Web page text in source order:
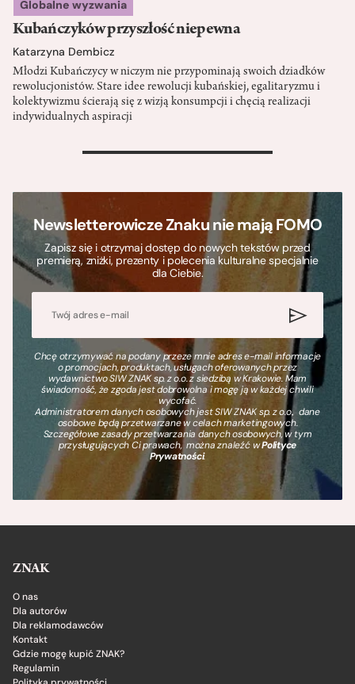
Globalne wyzwania
Kubańczyków przyszłość niepewna
Katarzyna Dembicz
Młodzi Kubańczycy w niczym nie przypominają swoich dziadków
rewolucjonistów. Stare idee rewolucji kubańskiej, egalitaryzmu i
kolektywizmu ścierają się z wizją konsumpcji i chęcią realizacji
indywidualnych aspiracji
>
Newsletterowicze Znaku nie mają FOMO
Zapisz się i otrzymaj dostęp do nowych tekstów przed
premierą, zniżki, prezenty i polecenia kulturalne specjalnie
dla Ciebie.
Chcę otrzymywać na podany przeze mnie adres e-mail informacje
o promocjach, produktach, usługach oferowanych przez
wydawnictwo SIW ZNAK sp. z o.o. z siedzibą w Krakowie. Mam
świadomość, że zgoda jest dobrowolna i mogę ją w każdej chwili
wycofać.
Administratorem danych osobowych jest SIW ZNAK sp. z o.o., dane
osobowe będą przetwarzane w celach marketingowych.
Szczegółowe zasady przetwarzania danych osobowych, w tym
przysługujących Ci prawach, można znaleźć wPolityce
Prywatności.
ZNAK
O nas
Dla autorów
Dla reklamodawców
Kontakt
Gdzie mogę kupić ZNAK?
Regulamin